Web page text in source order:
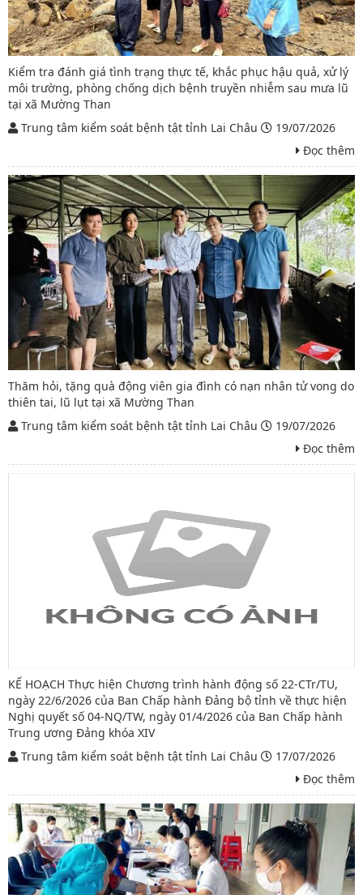
Kiểm tra đánh giá tình trạng thực tế, khắc phục hậu quả, xử lý
môi trường, phòng chống dịch bệnh truyền nhiễm sau mưa lũ
tại xã Mường Than
Trung tâm kiểm soát bệnh tật tỉnh Lai Châu
19/07/2026
Đọc thêm
Thăm hỏi, tặng quà động viên gia đình có nạn nhân tử vong do
thiên tai, lũ lụt tại xã Mường Than
Trung tâm kiểm soát bệnh tật tỉnh Lai Châu
19/07/2026
Đọc thêm
KẾ HOẠCH Thực hiện Chương trình hành động số 22-CTr/TU,
ngày 22/6/2026 của Ban Chấp hành Đảng bộ tỉnh về thực hiện
Nghị quyết số 04-NQ/TW, ngày 01/4/2026 của Ban Chấp hành
Trung ương Đảng khóa XIV
Trung tâm kiểm soát bệnh tật tỉnh Lai Châu
17/07/2026
Đọc thêm